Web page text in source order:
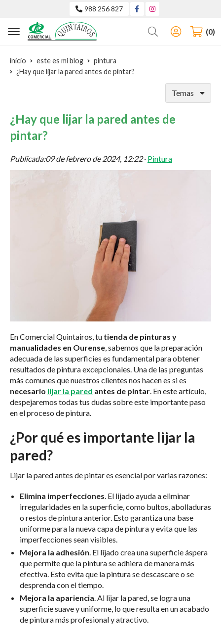
988 256 827
Buscar 0
inicio este es mi blog
pintura
¿Hay que lijar la pared antes de pintar?
Temas
¿Hay que lijar la pared antes de
pintar?
Publicada:09 de febrero de 2024, 12:22· Pintura
En Comercial Quintairos, tu tienda de pinturas y
manualidades en Ourense, sabemos que la preparación
adecuada de las superficies es fundamental para obtener
resultados de pintura excepcionales. Una de las preguntas
más comunes que nuestros clientes nos hacen es si es
necesario lijar la pared antes de pintar. En este artículo,
despejaremos todas tus dudas sobre este importante paso
en el proceso de pintura.
¿Por qué es importante lijar la
pared?
Lijar la pared antes de pintar es esencial por varias razones:
Elimina imperfecciones. El lijado ayuda a eliminar
irregularidades en la superficie, como bultos, abolladuras
o restos de pintura anterior. Esto garantiza una base
uniforme para la nueva capa de pintura y evita que las
imperfecciones sean visibles.
Mejora la adhesión. El lijado crea una superficie áspera
que permite que la pintura se adhiera de manera más
efectiva. Esto evita que la pintura se descascare o se
desprenda con el tiempo.
Mejora la apariencia. Al lijar la pared, se logra una
superficie suave y uniforme, lo que resulta en un acabado
de pintura más profesional y atractivo.